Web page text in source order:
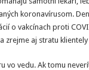
koronavírusom.
o vakcínach proti
zrejme aj stratu
vo vedu. Ak tomu